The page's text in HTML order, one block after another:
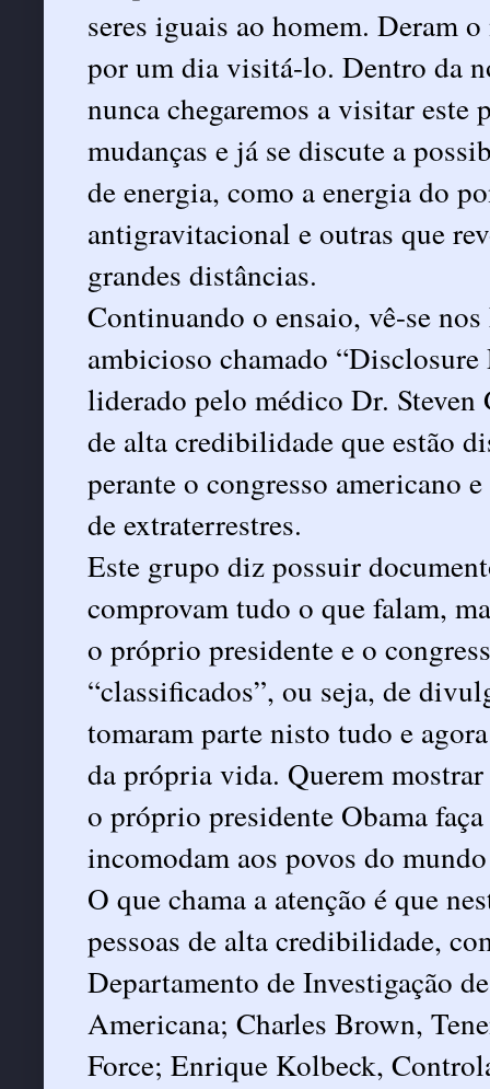
seres iguais ao homem. Deram
por um dia visitá-lo. Dentro da
nunca chegaremos a visitar este
mudanças e já se discute a
de energia, como a energia do
antigravitacional e outras que
grandes distâncias.
Continuando o ensaio, vê-se
ambicioso chamado
liderado pelo médico Dr. Steven
de alta credibilidade que estão
perante o congresso americano
de extraterrestres.
Este grupo diz possuir
comprovam tudo o que falam,
o próprio presidente e o
“classificados”, ou seja, de
tomaram parte nisto tudo e
da própria vida. Querem
o próprio presidente Obama
incomodam aos povos do
O que chama a atenção é que
pessoas de alta credibilidade,
Departamento de Investigação
Americana; Charles Brown,
Force; Enrique Kolbeck,